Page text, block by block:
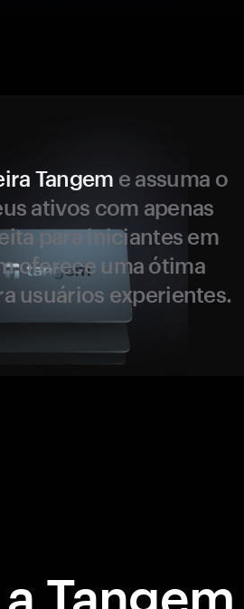
Tangem e assuma o
ativos com apenas
para iniciantes em
oferece uma ótima
usuários experientes.